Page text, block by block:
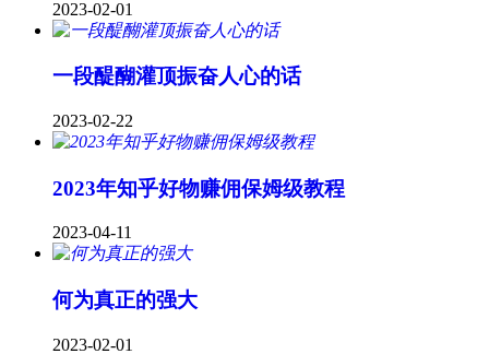
2023-02-01
一段醍醐灌顶振奋人心的话
2023-02-22
2023年知乎好物赚佣保姆级教程
2023-04-11
何为真正的强大
2023-02-01